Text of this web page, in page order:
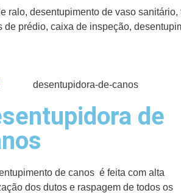
ralo, desentupimento de vaso
prédio, caixa de inspeção,
de
de canos é feita com alta
dos dutos e raspagem de todos os